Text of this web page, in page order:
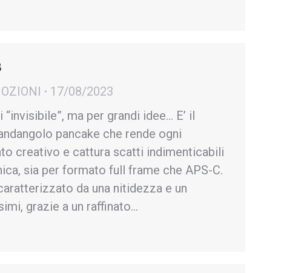
17/08/2023
ma per grandi idee… E’ il
pancake che rende ogni
creativo e cattura scatti indimenticabili
sia per formato full frame che APS-C.
da una nitidezza e un
grazie a un raffinato…